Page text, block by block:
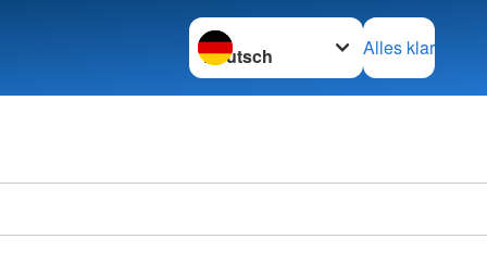
Sprache wechseln zu
Alles klar